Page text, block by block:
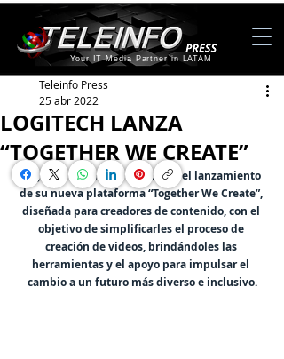
Your IT Media Partner in LATAM
LOGITECH LANZA
“TOGETHER WE CREATE”
Teleinfo Press
25 abr 2022
Logitech for Creators, anunció el lanzamiento
de su nueva plataforma “Together We Create”,
diseñada para creadores de contenido, con el
objetivo de simplificarles el proceso de
creación de videos, brindándoles las
herramientas y el apoyo para impulsar el
cambio a un futuro más diverso e inclusivo.